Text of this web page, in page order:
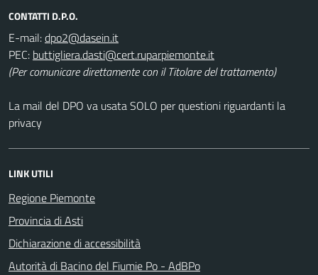
CONTATTI D.P.O.
E-mail:
PEC:
(Per comunicare direttamente con il Titolare del trattamento)
La mail del DPO va usata SOLO per questioni riguardanti la
privacy
LINK UTILI
Regione Piemonte
Provincia di Asti
Dichiarazione di accessibilità
Autorità di Bacino del Fiumie Po - AdBPo